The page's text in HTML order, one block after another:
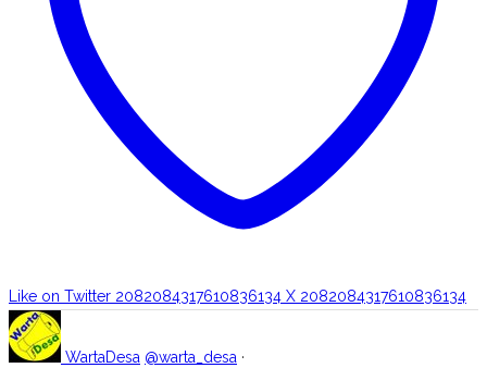
Like on Twitter 2082084317610836134 X 2082084317610836134
WartaDesa @warta_desa ·